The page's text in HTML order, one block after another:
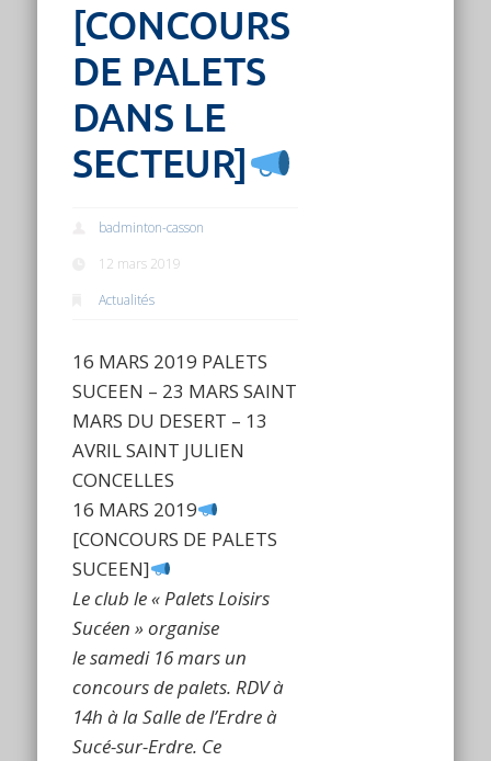
[CONCOURS
DE PALETS
DANS LE
SECTEUR]
badminton-casson
12 mars 2019
Actualités
16 MARS 2019 PALETS
SUCEEN – 23 MARS SAINT
MARS DU DESERT – 13
AVRIL SAINT JULIEN
CONCELLES
16 MARS 2019
[CONCOURS DE PALETS
SUCEEN]
Le club le « Palets Loisirs
Sucéen » organise
le samedi 16 mars un
concours de palets.RDV à
14h à la Salle de l’Erdre à
Sucé-sur-Erdre. Ce